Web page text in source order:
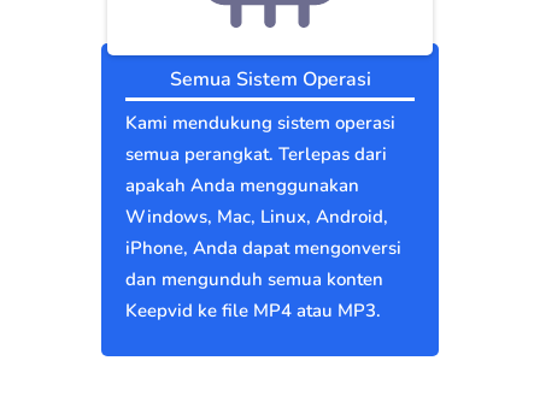
Semua Sistem Operasi
Kami mendukung sistem operasi
semua perangkat. Terlepas dari
apakah Anda menggunakan
Windows, Mac, Linux, Android,
iPhone, Anda dapat mengonversi
dan mengunduh semua konten
Keepvid ke file MP4 atau MP3.